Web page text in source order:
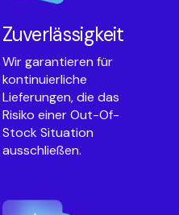
Zuverlässigkeit
Wir garantieren für
kontinuierliche
Lieferungen, die das
Risiko einer Out-Of-
Stock Situation
ausschließen.